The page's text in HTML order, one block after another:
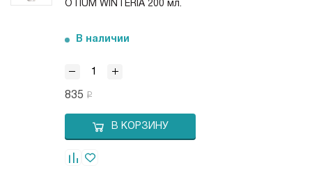
OTIUM WINTERIA 200 мл.
В наличии
835
В КОРЗИНУ